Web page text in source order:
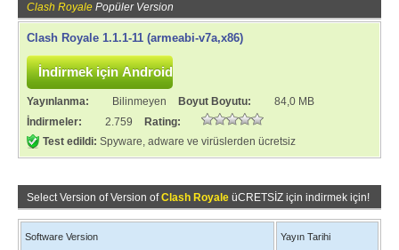
Clash Royale Popüler Version
Clash Royale 1.1.1-11 (armeabi-v7a,x86)
Yayınlanma: Bilinmeyen Boyut Boyutu:
84,0 MB
İndirmeler:
2.759
Rating:
Test edildi: Spyware, adware ve virüslerden ücretsiz
Select Version of Version ofClash Royale üCRETSİZ için indirmek için!
Software Version Yayın Tarihi